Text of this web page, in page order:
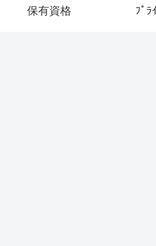
保有資格 ﾌﾟﾗ